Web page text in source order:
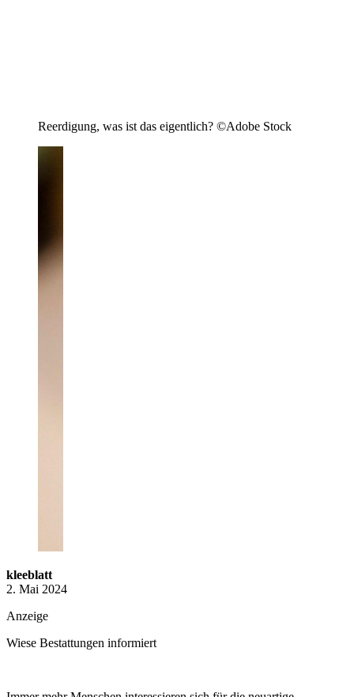
Reerdigung, was ist das eigentlich? ©Adobe Stock
kleeblatt
2. Mai 2024
Anzeige
Wiese Bestattungen informiert